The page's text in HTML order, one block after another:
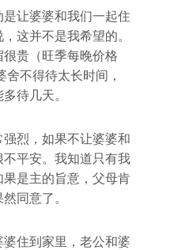
让婆婆和我们一起住
这并不是我希望的。
贵（旺季每晚价格
不得待太长时间，
待几天。
烈，如果不让婆婆和
平安。我知道只有我
是主的旨意，父母肯
同意了。
住到家里，老公和婆